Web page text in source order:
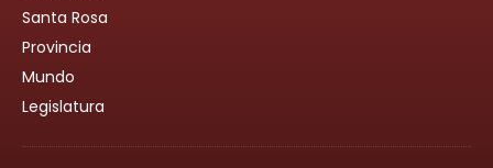
Santa Rosa
Provincia
Mundo
Legislatura